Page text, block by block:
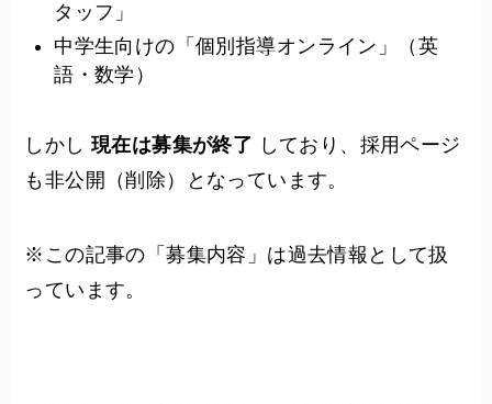
タッフ」
中学生向けの「個別指導オンライン」（英
語・数学）
しかし現在は募集が終了 しており、採用ページ
も非公開（削除）となっています。
※この記事の「募集内容」は過去情報として扱
っています。